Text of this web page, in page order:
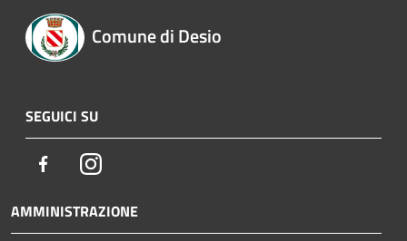
Comune di Desio
SEGUICI SU
FacebookInstagram
AMMINISTRAZIONE